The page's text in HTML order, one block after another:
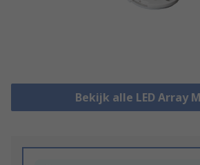
Bekijk alle LED Array